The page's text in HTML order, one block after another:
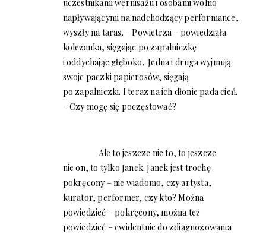
uczestnikami wernisażu i osobami wolno
napływającymi na nadchodzący performance,
wyszły na taras. – Powietrza – powiedziała
koleżanka, sięgając po zapalniczkę
i oddychając głęboko. Jedna i druga wyjmują
swoje paczki papierosów, sięgają
po zapalniczki. I teraz na ich dłonie pada cień.
– Czy mogę się poczęstować?
Ale to jeszcze nie to, to jeszcze
nie on, to tylko Janek. Janek jest trochę
pokręcony – nie wiadomo, czy artysta,
kurator, performer, czy kto? Można
powiedzieć – pokręcony, można też
powiedzieć – ewidentnie do zdiagnozowania